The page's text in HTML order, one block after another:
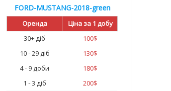
FORD-MUSTANG-2018-green
Оренда
Ціна за 1 добу
30+ діб
100$
10 - 29 діб
130$
4 - 9 доби
180$
1 - 3 діб
200$